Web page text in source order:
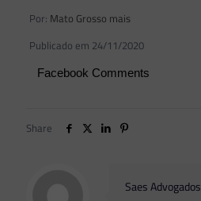
Por: Mato Grosso mais
Publicado em 24/11/2020
Facebook Comments
Share
Saes Advogados